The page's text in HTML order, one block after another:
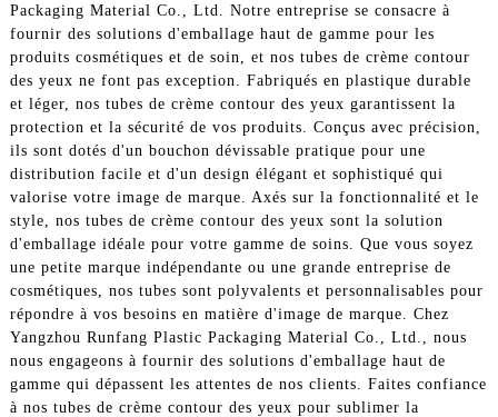
Packaging Material Co., Ltd. Notre entreprise se consacre à
fournir des solutions d'emballage haut de gamme pour les
produits cosmétiques et de soin, et nos tubes de crème contour
des yeux ne font pas exception. Fabriqués en plastique durable
et léger, nos tubes de crème contour des yeux garantissent la
protection et la sécurité de vos produits. Conçus avec précision,
ils sont dotés d'un bouchon dévissable pratique pour une
distribution facile et d'un design élégant et sophistiqué qui
valorise votre image de marque. Axés sur la fonctionnalité et le
style, nos tubes de crème contour des yeux sont la solution
d'emballage idéale pour votre gamme de soins. Que vous soyez
une petite marque indépendante ou une grande entreprise de
cosmétiques, nos tubes sont polyvalents et personnalisables pour
répondre à vos besoins en matière d'image de marque. Chez
Yangzhou Runfang Plastic Packaging Material Co., Ltd., nous
nous engageons à fournir des solutions d'emballage haut de
gamme qui dépassent les attentes de nos clients. Faites confiance
à nos tubes de crème contour des yeux pour sublimer la